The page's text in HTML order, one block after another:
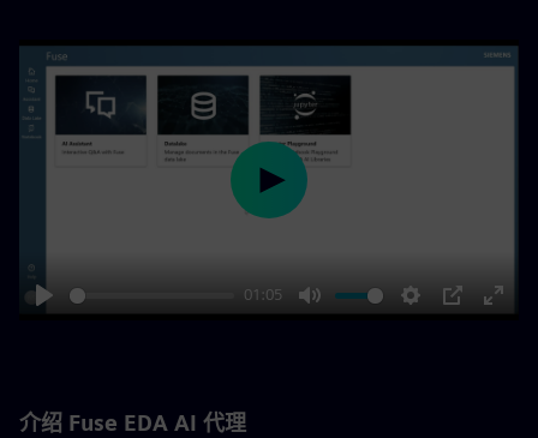
01:05
Play
介绍 Fuse EDA AI 代理